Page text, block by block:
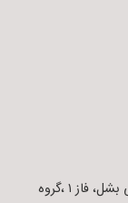
مازندران، سوادکوه شمالی، شهرک صنعتی بشل، فاز ۱ ،گروه